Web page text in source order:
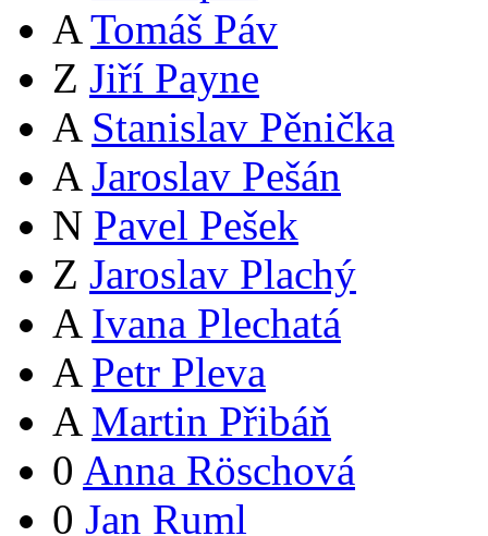
A Tomáš Páv
Z Jiří Payne
A Stanislav Pěnička
A Jaroslav Pešán
N Pavel Pešek
Z Jaroslav Plachý
A Ivana Plechatá
A Petr Pleva
A Martin Přibáň
0 Anna Röschová
0 Jan Ruml